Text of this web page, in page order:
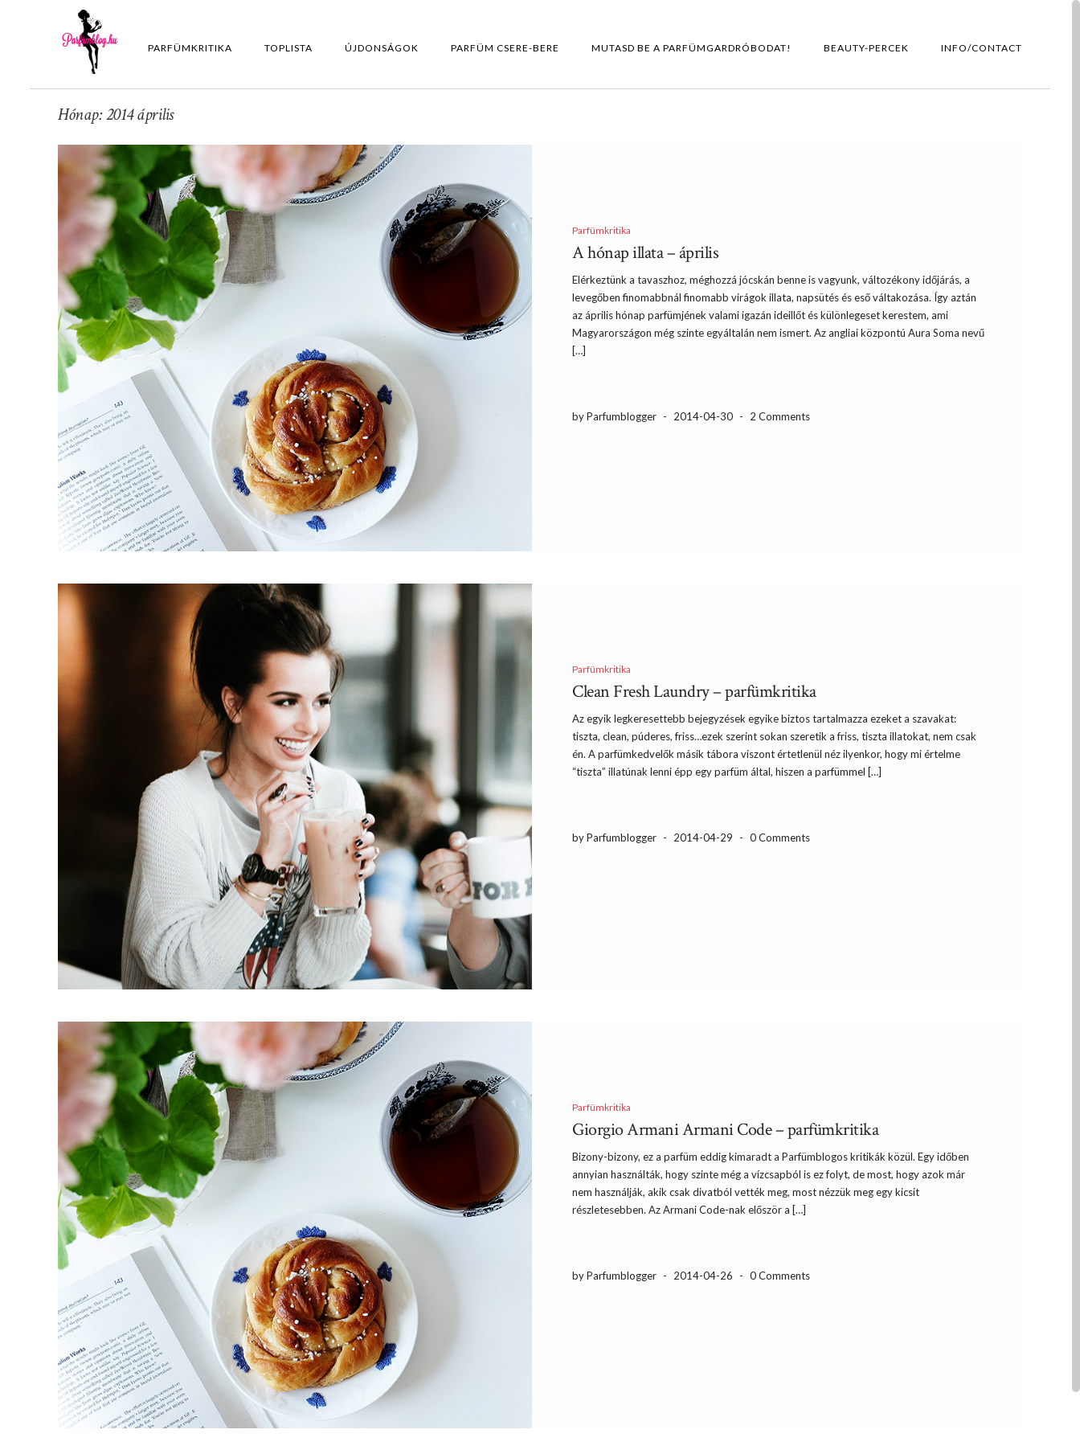
PARFÜMKRITIKA TOPLISTA ÚJDONSÁGOK PARFÜM CSERE-BERE MUTASD BE A PARFÜMGARDRÓBODAT! BEAUTY-PERCEK INFO/CONTACT
Hónap: 2014 április
Parfümkritika
A hónap illata – április
Elérkeztünk a tavaszhoz, méghozzá jócskán benne is vagyunk, változékony időjárás, a
levegőben finomabbnál finomabb virágok illata, napsütés és eső váltakozása. Így aztán
az április hónap parfümjének valami igazán ideillőt és különlegeset kerestem, ami
Magyarországon még szinte egyáltalán nem ismert. Az angliai központú Aura Soma nevű
[…]
by Parfumblogger - 2014-04-30 - 2 Comments
Parfümkritika
Clean Fresh Laundry – parfümkritika
Az egyik legkeresettebb bejegyzések egyike biztos tartalmazza ezeket a szavakat:
tiszta, clean, púderes, friss…ezek szerint sokan szeretik a friss, tiszta illatokat, nem csak
én. A parfümkedvelők másik tábora viszont értetlenül néz ilyenkor, hogy mi értelme
“tiszta” illatúnak lenni épp egy parfüm által, hiszen a parfümmel […]
by Parfumblogger - 2014-04-29 - 0 Comments
Parfümkritika
Giorgio Armani Armani Code – parfümkritika
Bizony-bizony, ez a parfüm eddig kimaradt a Parfümblogos kritikák közül. Egy időben
annyian használták, hogy szinte még a vízcsapból is ez folyt, de most, hogy azok már
nem használják, akik csak divatból vették meg, most nézzük meg egy kicsit
részletesebben. Az Armani Code-nak először a […]
by Parfumblogger - 2014-04-26 - 0 Comments